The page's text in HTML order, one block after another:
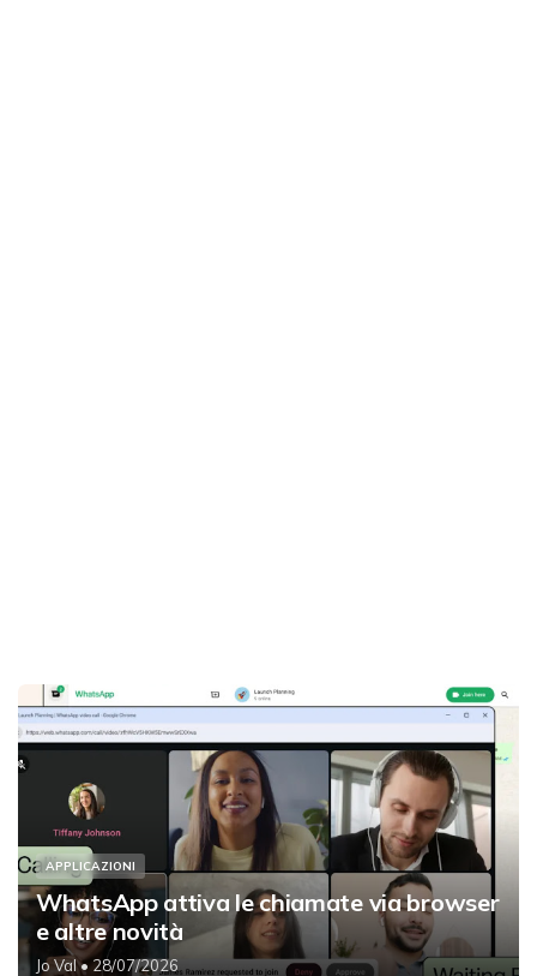
APPLICAZIONI
WhatsApp attiva le chiamate via browser
e altre novità
Jo Val• 28/07/2026